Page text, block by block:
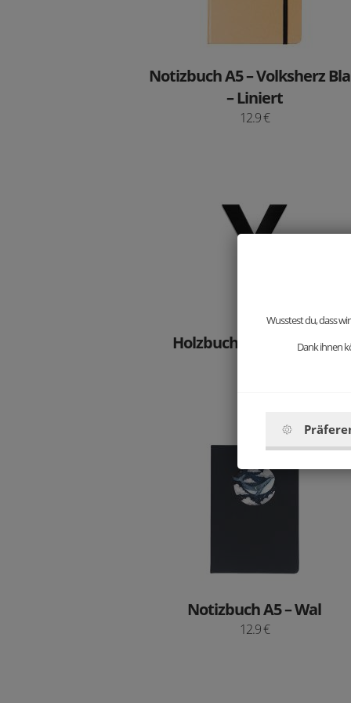
Notizbuch A5 – Volksherz
– Liniert
12.9 €
Holzbuchstabe Letter Y
Notizbuch A5 – Wal
12.9 €
Wusstest du, dass
Dank ihnen